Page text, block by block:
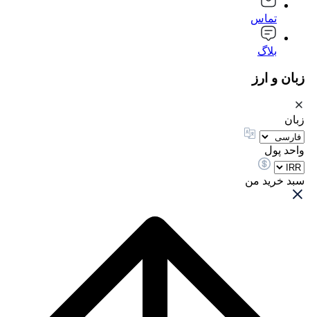
تماس
بلاگ
زبان و ارز
زبان
واحد پول
سبد خرید من